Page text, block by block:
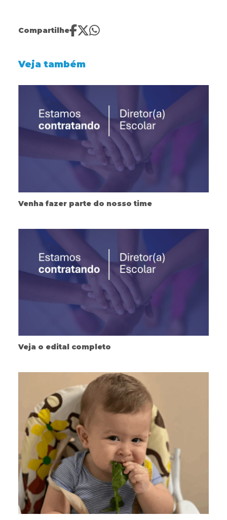
Compartilhe
Veja também
Venha fazer parte do nosso time
Veja o edital completo